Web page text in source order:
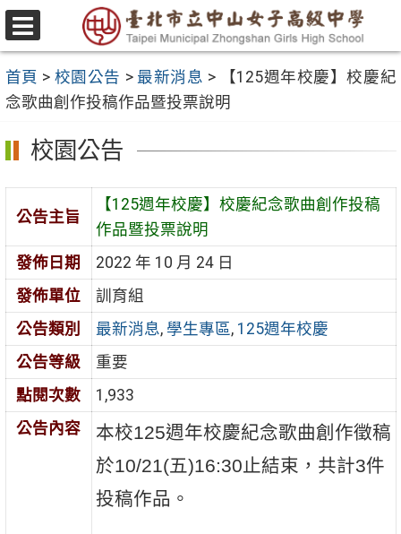
跳
至
要
內
容
區
選
單
首頁 > 校園公告 > 最新消息 >
【125週年校慶】校慶紀
念歌曲創作投稿作品暨投票說明
校園公告
公告主旨
【125週年校慶】校慶紀念歌曲創作投稿
作品暨投票說明
發佈日期
2022 年 10 月 24 日
發佈單位
訓育組
公告類別
最新消息, 學生專區, 125週年校慶
公告等級
重要
點閱次數
1,933
公告內容
本校125週年校慶紀念歌曲創作徵稿
於10/21(五)16:30止結束，共計3件
投稿作品。